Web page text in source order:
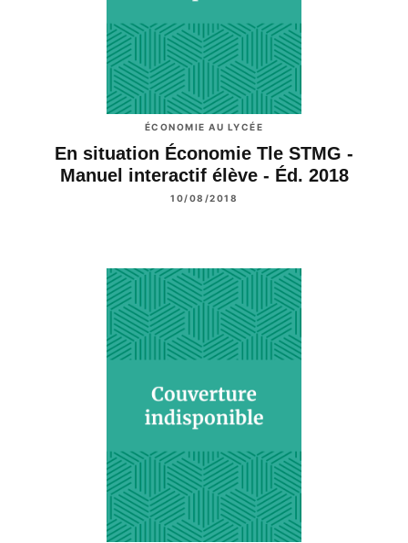
ÉCONOMIE AU LYCÉE
En situation Économie Tle STMG -
Manuel interactif élève - Éd. 2018
10/08/2018